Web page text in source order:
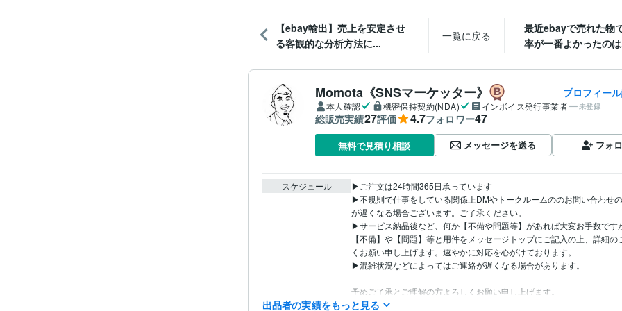
【ebay輸出】売上を安定させ
る客観的な分析方法に...
一覧に戻る
最近ebayで売れた物
率が一番よかったの
Momota《SNSマーケッター》 プロフィー
本人確認 機密保持契約(NDA) インボイス発行事業者 未登録
総販売実績27評価 4.7フォロワー47
無料で見積り相談 メッセージを送る フォ
スケジュール
▶ご注文は24時間365日承っています
▶不規則で仕事をしている関係上DMやトークルームののお問い合わせ
が遅くなる場合ございます。ご了承ください。
▶サービス納品後など、何か【不備や問題等】があれば大変お手数です
【不備】や【問題】等と用件をメッセージトップにご記入の上、詳細の
くお願い申し上げます。速やかに対応を心がけております。
▶混雑状況などによってはご連絡が遅くなる場合があります。
予めご了承とご理解の方よろしくお願い申し上げます。
出品者の実績をもっと見る